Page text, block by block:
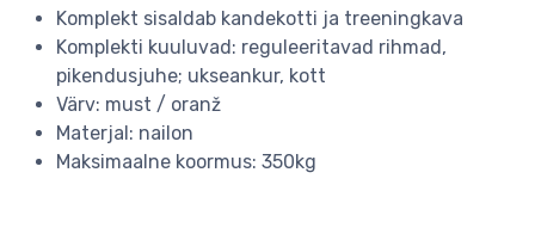
Komplekt sisaldab kandekotti ja treeningkava
Komplekti kuuluvad: reguleeritavad rihmad,
pikendusjuhe; ukseankur, kott
Värv: must / oranž
Materjal: nailon
Maksimaalne koormus: 350kg